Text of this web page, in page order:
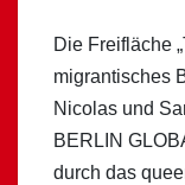
Die Freifläche
migrantisches
Nicolas und
BERLIN
durch das